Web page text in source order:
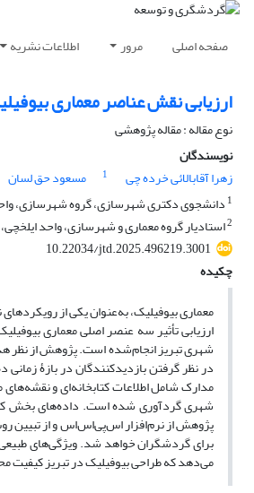
صفحه اصلی مرور اطلاعات نشریه
ارزیابی نقش عناصر معماری
نوع مقاله : مقاله پژوهشی
نویسندگان
زهرا آقابالائی خرده چی
1 مسعود حق لسان
1 دانشجوی دکتری شهرسازی، گروه شهرسازی، واحد
2استادیار گروه معماری و شهرسازی، واحد ایلخچی،
10.22034/jtd.2025.496219.3001
چکیده
معماری بیوفیلیک، به‌عنوان یکی از
ارزیابی تأثیر سه عنصر اصلی معماری
شهری تبریز انجام‌شده است. پژوهش از نظر
مدارک شامل اطلاعات کتابخانه‌ای و
شهری گردآوری شده است. داده‌های بخش
پژوهش از نرم‌افزار اس‌پی‌اس‌اس و از تبیین
برای گردشگران خواهد شد. ویژگی‌های
می‌دهد که طراحی بیوفیلیک در تبریز کیفیت